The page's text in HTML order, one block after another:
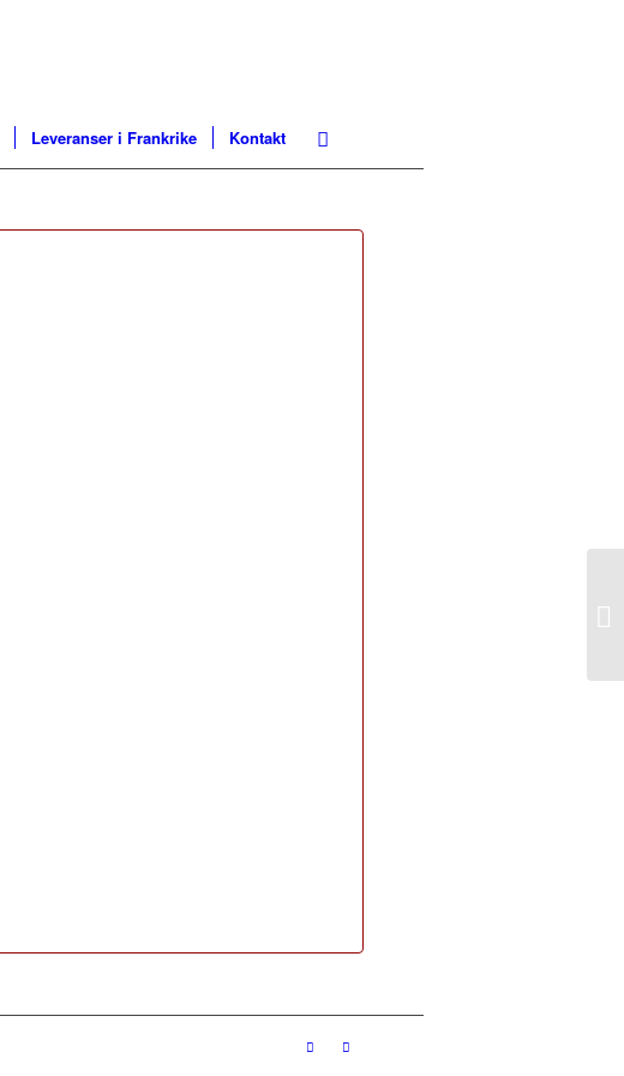
Leveranser i Frankrike Kontakt